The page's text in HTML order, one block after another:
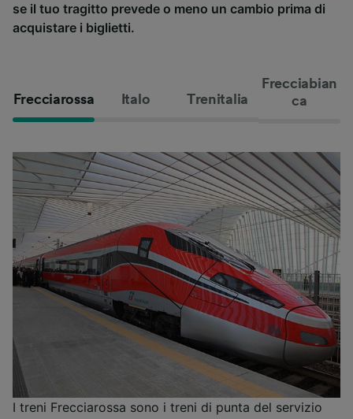
se il tuo tragitto prevede o meno un cambio prima di
acquistare i biglietti.
Frecciarossa Italo Trenitalia
Frecciabian
ca
I treni Frecciarossa sono i treni di punta del servizio